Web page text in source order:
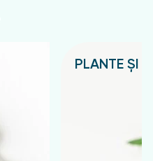
PLANTE ȘI